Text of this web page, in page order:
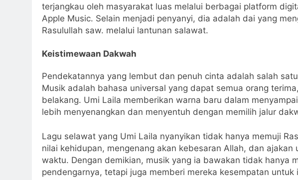
terjangkau oleh masyarakat luas melalui berbagai platform
Apple Music. Selain menjadi penyanyi, dia adalah dai yang
Rasulullah saw. melalui lantunan salawat.
Keistimewaan Dakwah
Pendekatannya yang lembut dan penuh cinta adalah salah
Musik adalah bahasa universal yang dapat semua orang
belakang. Umi Laila memberikan warna baru dalam
lebih menyenangkan dan menyentuh dengan memilih jalur
Lagu selawat yang Umi Laila nyanyikan tidak hanya memuji
nilai kehidupan, mengenang akan kebesaran Allah, dan
waktu. Dengan demikian, musik yang ia bawakan tidak hanya
pendengarnya, tetapi juga memberi mereka kesempatan